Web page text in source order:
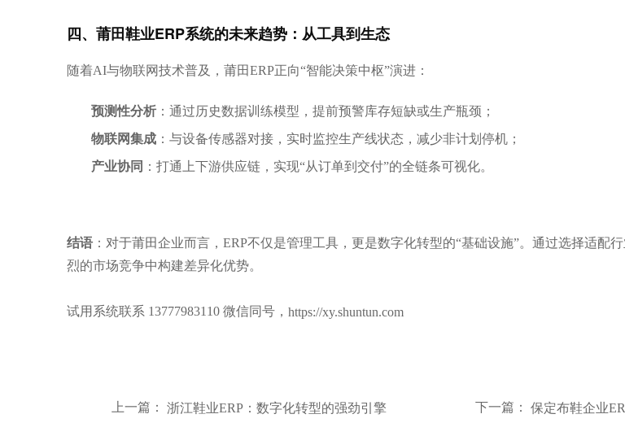
四、莆田鞋业ERP系统的未来趋势：从工具到生态
随着AI与物联网技术普及，莆田ERP正向“智能决策中枢”演进：
预测性分析 ：通过历史数据训练模型，提前预警库存短缺或生产瓶颈；
物联网集成 ：与设备传感器对接，实时监控生产线状态，减少非计划停机；
产业协同 ：打通上下游供应链，实现“从订单到交付”的全链条可视化。
结语 ：对于莆田企业而言，ERP不仅是管理工具，更是数字化转型的“基础设施”。通过选择适
烈的市场竞争中构建差异化优势。
试用系统联系 13777983110 微信同号， https://xy.shuntun.com
上一篇： 浙江鞋业ERP：数字化转型的强劲引擎 下一篇： 保定布鞋企业